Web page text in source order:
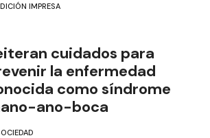
IMPRESA
cuidados para
la enfermedad
como síndrome
ano-boca